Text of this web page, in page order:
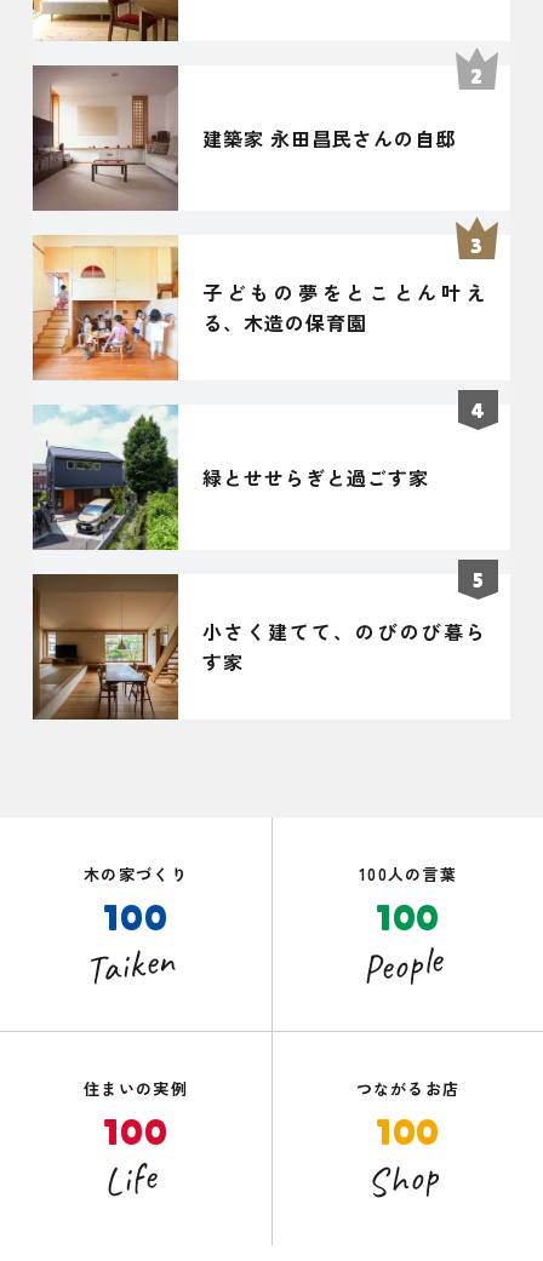
建築家 永田昌民さんの自邸
子どもの夢をとことん叶え
る、木造の保育園
緑とせせらぎと過ごす家
小さく建てて、のびのび暮ら
す家
木の家づくり
100
Taiken
100人の言葉
100
People
住まいの実例
100
Life
つながるお店
100
Shop